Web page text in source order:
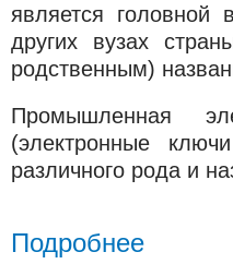
является
других вузах
родственным)
Промышленная
(электронные
различного рода и
Подробнее